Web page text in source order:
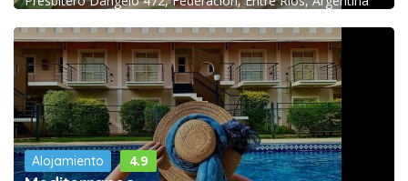
Alojamiento 4.9